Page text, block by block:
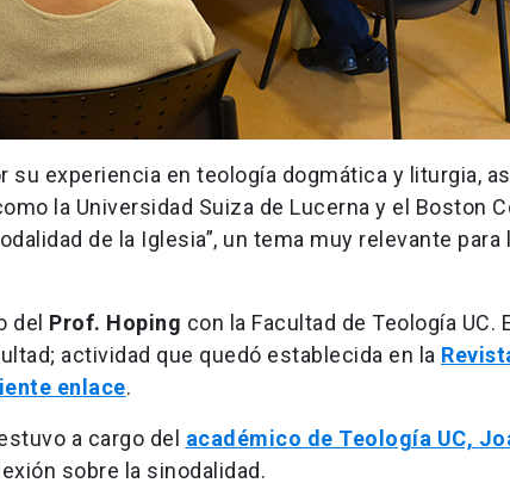
su experiencia en teología dogmática y liturgia,
la Universidad Suiza de Lucerna y el Boston
de la Iglesia”, un tema muy relevante
del Prof. Hoping con la Facultad de Teología UC.
actividad que quedó establecida en la
enlace.
a cargo del académico de Teología UC,
sobre la sinodalidad.